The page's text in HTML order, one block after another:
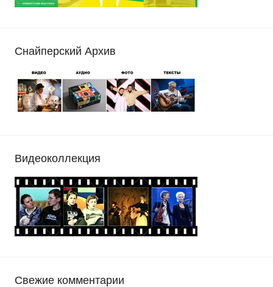
Снайперский Архив
Видеоколлекция
Свежие комментарии